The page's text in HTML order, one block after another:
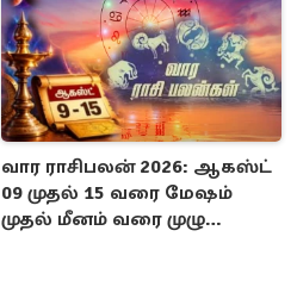
வார ராசிபலன் 2026: ஆகஸ்ட்
09 முதல் 15 வரை மேஷம்
முதல் மீனம் வரை முழு